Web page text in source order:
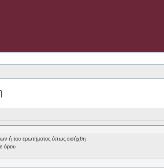
ή του ερωτήματος όπως εισήχθη
όρου